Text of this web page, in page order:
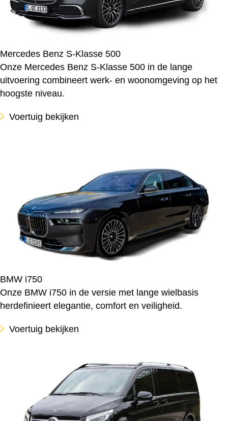
Mercedes Benz S-Klasse 500
Onze Mercedes Benz S-Klasse 500 in de lange
uitvoering combineert werk- en woonomgeving op het
hoogste niveau.
Voertuig bekijken
BMW i750
Onze BMW i750 in de versie met lange wielbasis
herdefinieert elegantie, comfort en veiligheid.
Voertuig bekijken